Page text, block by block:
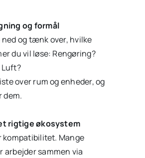
og formål
og tænk over, hvilke
du vil løse: Rengøring?
Luft?
over rum og enheder, og
dem.
rigtige økosystem
kompatibilitet. Mange
arbejder sammen via